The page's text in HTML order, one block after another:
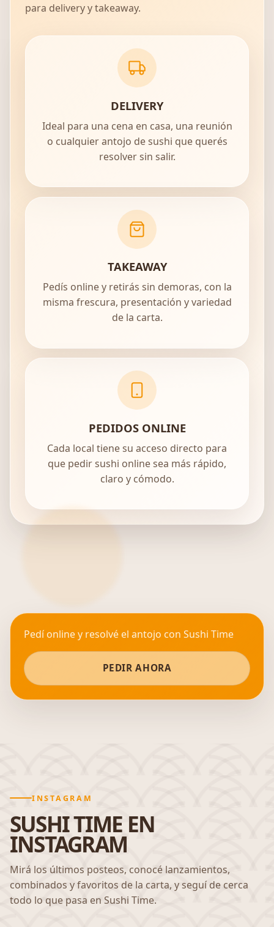
para delivery y takeaway.
DELIVERY
Ideal para una cena en casa, una reunión
o cualquier antojo de sushi que querés
resolver sin salir.
TAKEAWAY
Pedís online y retirás sin demoras, con la
misma frescura, presentación y variedad
de la carta.
PEDIDOS ONLINE
Cada local tiene su acceso directo para
que pedir sushi online sea más rápido,
claro y cómodo.
Pedí online y resolvé el antojo con Sushi Time
PEDIR AHORA
INSTAGRAM
SUSHI TIME EN
INSTAGRAM
Mirá los últimos posteos, conocé lanzamientos,
combinados y favoritos de la carta, y seguí de cerca
todo lo que pasa en Sushi Time.